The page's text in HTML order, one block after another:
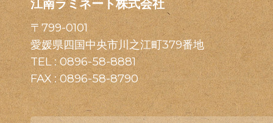
江南ラミネート株式会社
〒799-0101
愛媛県四国中央市川之江町379番地
TEL :0896-58-8881
FAX : 0896-58-8790